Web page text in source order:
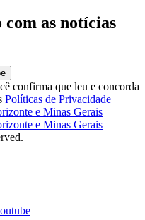
as notícias
confirma que leu e concorda
Políticas de Privacidade